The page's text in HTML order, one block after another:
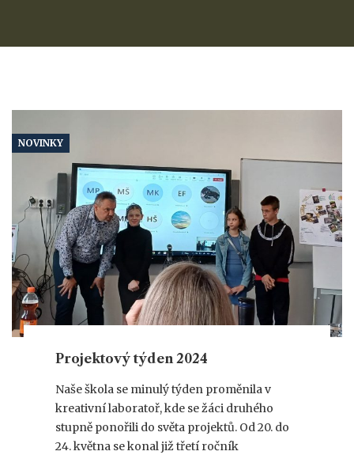
NOVINKY
Projektový týden 2024
Naše škola se minulý týden proměnila v
kreativní laboratoř, kde se žáci druhého
stupně ponořili do světa projektů. Od 20. do
24. května se konal již třetí ročník